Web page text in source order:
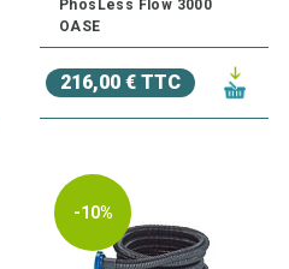
PhosLess Flow 3000
OASE
216,00 € TTC
-10%